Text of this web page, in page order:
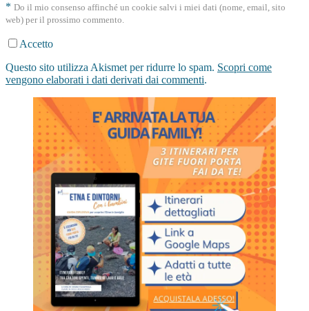
* Do il mio consenso affinché un cookie salvi i miei dati (nome, email, sito
web) per il prossimo commento.
Accetto
Questo sito utilizza Akismet per ridurre lo spam. Scopri come
vengono elaborati i dati derivati dai commenti.